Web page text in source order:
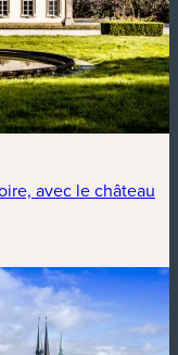
avec le château